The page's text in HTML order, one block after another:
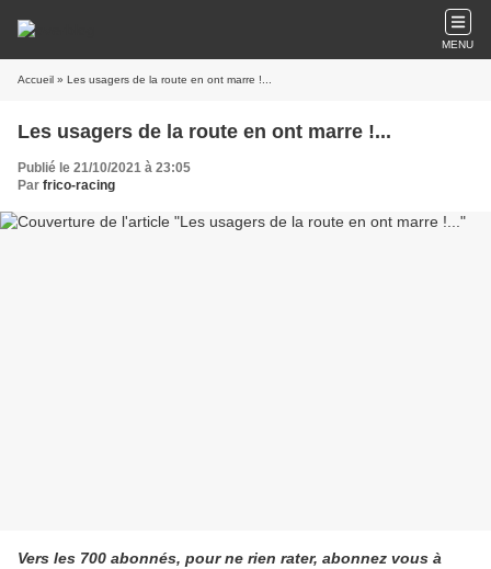
MENU
Accueil » Les usagers de la route en ont marre !...
Les usagers de la route en ont marre !...
Publié le 21/10/2021 à 23:05
Par frico-racing
Vers les 700 abonnés, pour ne rien rater, abonnez vous à